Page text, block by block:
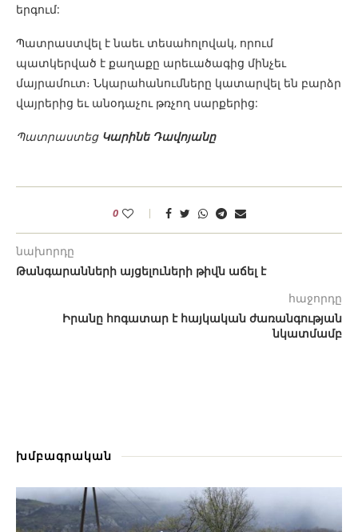
երգում:
Պատրաստվել է նաեւ տեսահոլովակ, որում
պատկերված է քաղաքը արեւածագից մինչեւ
մայրամուտ։ Նկարահանումները կատարվել են բարձր
վայրերից եւ անօդաչու թռչող սարքերից:
Պատրաստեց Կարինե Դավոյանը
0
նախորդը
Թանգարանների այցելուների թիվն աճել է
հաջորդը
Իրանը հոգատար է հայկական ժառանգության
նկատմամբ
խմբագրական